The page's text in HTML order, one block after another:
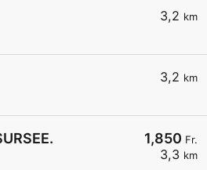
3,2 km
3,2 km
1,850 Fr.
3,3 km